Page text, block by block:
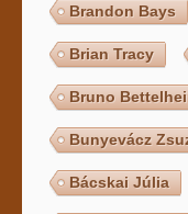
Brandon Bays
Brian Tracy
Bruno
Bunyevácz
Bácskai Júlia